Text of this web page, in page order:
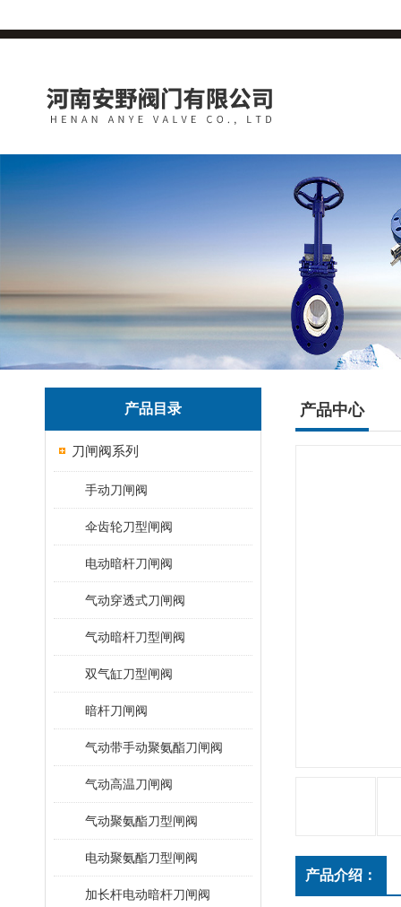
产品目录
刀闸阀系列
手动刀闸阀
伞齿轮刀型闸阀
电动暗杆刀闸阀
气动穿透式刀闸阀
气动暗杆刀型闸阀
双气缸刀型闸阀
暗杆刀闸阀
气动带手动聚氨酯刀闸阀
气动高温刀闸阀
气动聚氨酯刀型闸阀
电动聚氨酯刀型闸阀
加长杆电动暗杆刀闸阀
产品中心
产品介绍：